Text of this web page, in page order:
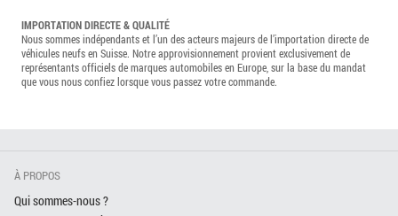
IMPORTATION DIRECTE & QUALITÉ
Nous sommes indépendants et l’un des acteurs majeurs de l’importation directe de
véhicules neufs en Suisse. Notre approvisionnement provient exclusivement de
représentants officiels de marques automobiles en Europe, sur la base du mandat
que vous nous confiez lorsque vous passez votre commande.
À PROPOS
Qui sommes-nous ?